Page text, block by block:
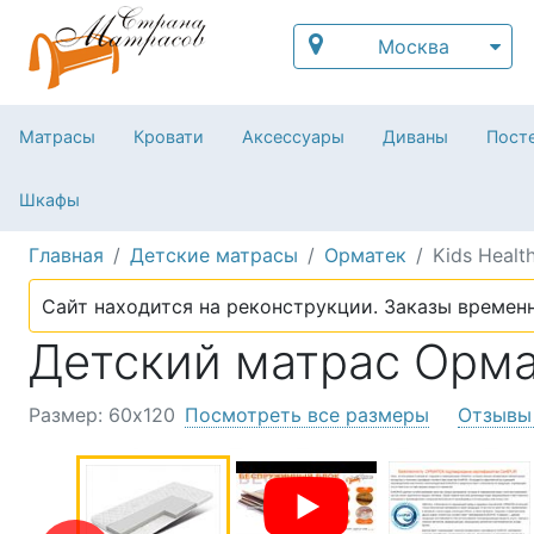
Москва
Матрасы Кровати Аксессуары Диваны
Шкафы
Главная Детские матрасы Орматек Kids
Сайт находится на реконструкции. Заказы
Детский матрас
Размер: 60х120 Посмотреть все размеры